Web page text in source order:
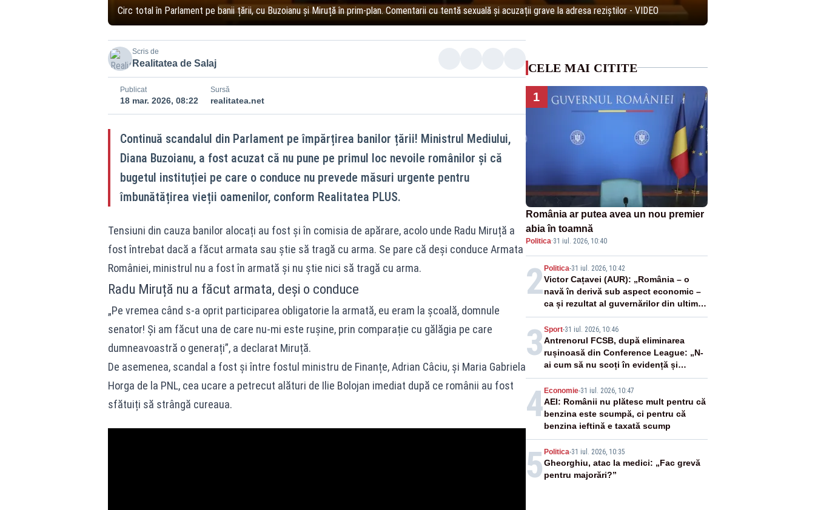
Circ total în Parlament pe banii țării, cu Buzoianu și Miruță în prim-plan. Comentarii cu tentă sexuală și acuzații grave la adresa reziștilor - VIDEO
Scris de
Realitatea de Salaj
Publicat
18 mar. 2026, 08:22
Sursă
realitatea.net
Continuă scandalul din Parlament pe împărțirea banilor țării! Ministrul Mediului,
Diana Buzoianu, a fost acuzat că nu pune pe primul loc nevoile românilor și că
bugetul instituției pe care o conduce nu prevede măsuri urgente pentru
îmbunătățirea vieții oamenilor, conform Realitatea PLUS.
Tensiuni din cauza banilor alocați au fost și în comisia de apărare, acolo unde Radu Miruță a
fost întrebat dacă a făcut armata sau știe să tragă cu arma. Se pare că deși conduce Armata
României, ministrul nu a fost în armată și nu știe nici să tragă cu arma.
Radu Miruță nu a făcut armata, deși o conduce
„Pe vremea când s-a oprit participarea obligatorie la armată, eu eram la școală, domnule
senator! Și am făcut una de care nu-mi este rușine, prin comparație cu gălăgia pe care
dumneavoastră o generați”, a declarat Miruță.
De asemenea, scandal a fost și între fostul ministru de Finanțe, Adrian Câciu, și Maria Gabriela
Horga de la PNL, cea ucare a petrecut alături de Ilie Bolojan imediat după ce românii au fost
sfătuiți să strângă cureaua.
CELE MAI CITITE
1
România ar putea avea un nou premier
abia în toamnă
Politica·31 iul. 2026, 10:40
2Politica-31 iul. 2026, 10:42
Victor Cațavei (AUR): „România – o
navă în derivă sub aspect economic –
ca și rezultat al guvernărilor din ultimii
36 de ani”
3 Sport-31 iul. 2026, 10:46
Antrenorul FCSB, după eliminarea
rușinoasă din Conference League: „N-
ai cum să nu scoți în evidență și
lucrurile bune”
4Economie-31 iul. 2026, 10:47
AEI: Românii nu plătesc mult pentru că
benzina este scumpă, ci pentru că
benzina ieftină e taxată scump
5 Politica-31 iul. 2026, 10:35
Gheorghiu, atac la medici: „Fac grevă
pentru majorări?”